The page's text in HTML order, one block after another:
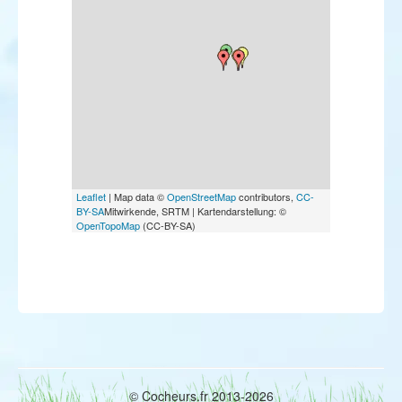
Leaflet | Map data ©OpenStreetMapcontributors, CC-
BY-SAMitwirkende, SRTM | Kartendarstellung: ©
OpenTopoMap (CC-BY-SA)
© Cocheurs.fr 2013-2026